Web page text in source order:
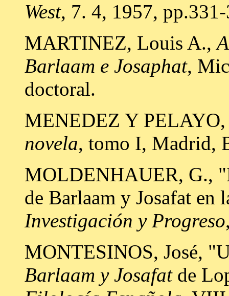
West, 7. 4, 1957,
MARTINEZ, Louis A.,
Barlaam e Josaphat,
doctoral.
MENEDEZ Y
novela, tomo I, Madrid,
MOLDENHAUER, G.,
de Barlaam y Josafat en
Investigación y Progreso
MONTESINOS, José,
Barlaam y Josafatde